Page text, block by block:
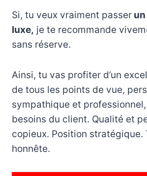
Si, tu veux vraiment passer
luxe, je te recommande
sans réserve.
Ainsi, tu vas profiter d’un
de tous les points de vue,
sympathique et
besoins du client. Qualité et
copieux. Position stratégique.
honnête.